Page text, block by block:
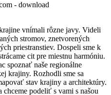
- download
vnímali rôzne javy. Videli
stromov, znetvorených
priestranstiev. Dospeli sme k
cit pre miestnu harmóniu.
spoznať naše regionálne
krajiny. Rozhodli sme sa
stav krajiny a architektúry.
podeliť s vami s našou